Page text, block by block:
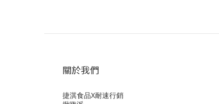
關於我們
捷淇食品X耐速行銷